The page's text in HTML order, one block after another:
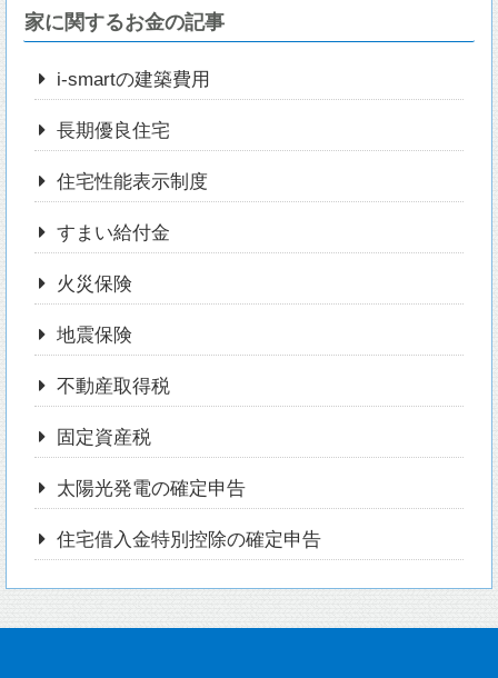
家に関するお金の記事
i-smartの建築費用
長期優良住宅
住宅性能表示制度
すまい給付金
火災保険
地震保険
不動産取得税
固定資産税
太陽光発電の確定申告
住宅借入金特別控除の確定申告